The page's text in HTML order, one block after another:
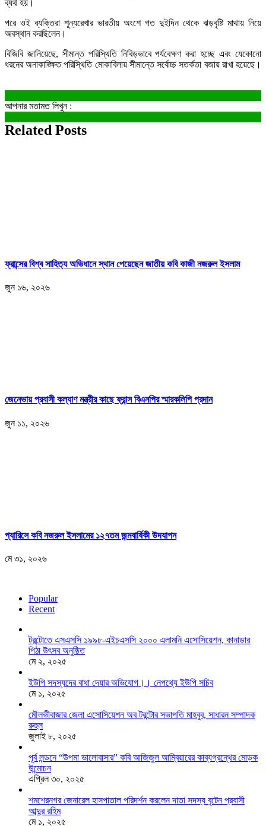
ব্যর্থ হয়।
পরে ওই ব্যক্তিরা শূন্যরেখার ভারতীয় অংশে গত দুইদিন থেকে ঝড়বৃষ্টি মাথায় নিয়ে
অবস্থান করছিলেন।
বিজিবি জানিয়েছে, সীমান্ত পরিস্থিতি নিবিড়ভাবে পর্যবেক্ষণ করা হচ্ছে এবং যেকোনো
ধরনের অনাকাঙ্ক্ষিত পরিস্থিতি মোকাবিলায় সীমান্তে সর্বোচ্চ সতর্কতা বজায় রাখা হয়েছে।
আপনার মতামত লিখুন :
Related Posts
ফ্রান্সের বিশ্ব সাহিত্য অভিধানে স্থান পেয়েছেন জাতীয় কবি কাজী নজরুল ইসলাম
জুন ১৬, ২০২৬
জেনেভায় প্রবাসী কল্যাণ মন্ত্রীর কাছে ফ্রান্স বিএনপির স্মারকলিপি প্রদান
জুন ১১, ২০২৬
প্যারিসে কবি নজরুল ইসলামের ১২৭তম জন্মবার্ষিকী উদযাপন
মে ৩১, ২০২৬
Popular
Recent
টরন্টোতে এসএসসি ১৯৯৮-এইচএসসি ২০০০ এলামনি এসোসিয়েশন, কানাডার
পিঠা উৎসব অনুষ্ঠিত
মে ২, ২০২৫
ইউপি সদস্যদের বাধা দেয়ার অভিযোগ।। নেপথ্যে ইউপি সচিব
মে ১, ২০২৫
মৌলভীবাজার জেলা এসোসিয়েশন অব টরন্টোর সভাপতি মাহবুব, সাধারন সম্পাদক
রুহুল
জুলাই ৮, ২০২৫
পূর্ব লন্ডনে “উপমা ভালোবাসার” কবি আজিজুল আম্বিয়ারের কাব্যগ্রন্থের মোড়ক
উন্মোচন
এপ্রিল ৩০, ২০২৫
শমশেরনগর জেনারেল হাসপাতাল পরিদর্শন করলেন দাতা সদস্য বৃটেন প্রবাসী
আব্দুর রহিম
মে ১, ২০২৫